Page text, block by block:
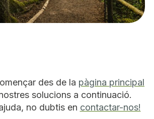
des de la pàgina principal
solucions a continuació.
no dubtis en contactar-nos!